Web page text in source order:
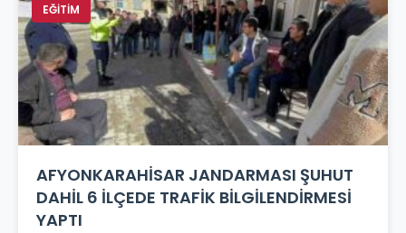
EĞİTİM
AFYONKARAHİSAR JANDARMASI ŞUHUT
DAHİL 6 İLÇEDE TRAFİK BİLGİLENDİRMESİ
YAPTI